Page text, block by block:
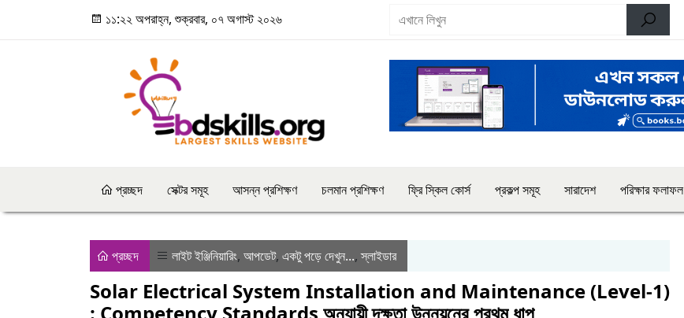
১১:২২ অপরাহ্ন, শুক্রবার, ০৭ অগাস্ট ২০২৬
প্রচ্ছদ সেক্টর সমূহ আসন্ন প্রশিক্ষণ চলমান প্রশিক্ষণ ফ্রি স্কিল কোর্স প্রকল্প সমূহ সারাদেশ পরিক্ষার ফলাফল
প্রচ্ছদ লাইট ইঞ্জিনিয়ারিং, আপডেট, একটু পড়ে দেখুন...,স্লাইডার
Solar Electrical System Installation and Maintenance (Level-1)